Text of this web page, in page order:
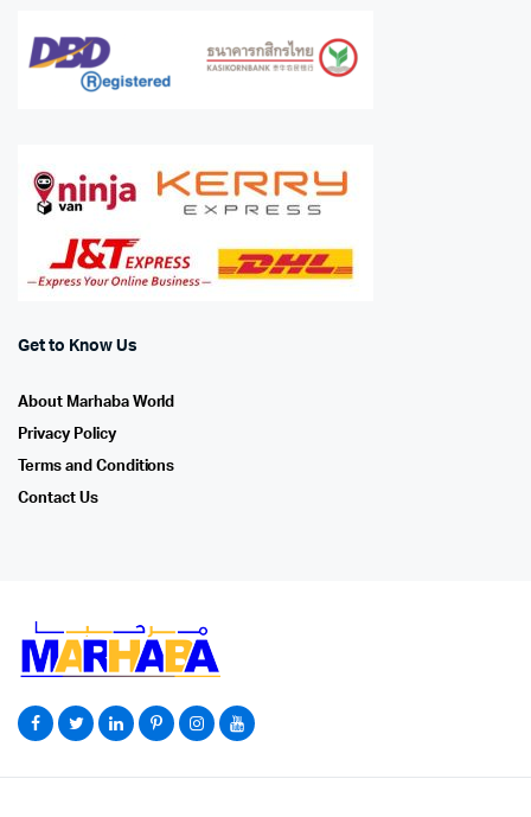
Get to Know Us
About Marhaba World
Privacy Policy
Terms and Conditions
Contact Us